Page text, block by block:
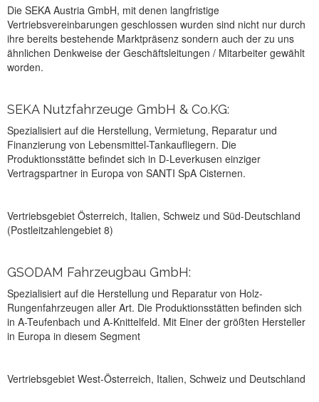
Die SEKA Austria GmbH, mit denen langfristige
Vertriebsvereinbarungen geschlossen wurden sind nicht nur durch
ihre bereits bestehende Marktpräsenz sondern auch der zu uns
ähnlichen Denkweise der Geschäftsleitungen / Mitarbeiter gewählt
worden.
SEKA Nutzfahrzeuge GmbH & Co.KG:
Spezialisiert auf die Herstellung, Vermietung, Reparatur und
Finanzierung von Lebensmittel-Tankaufliegern. Die
Produktionsstätte befindet sich in D-Leverkusen einziger
Vertragspartner in Europa von SANTI SpA Cisternen.
Vertriebsgebiet Österreich, Italien, Schweiz und Süd-Deutschland
(Postleitzahlengebiet 8)
GSODAM Fahrzeugbau GmbH:
Spezialisiert auf die Herstellung und Reparatur von Holz-
Rungenfahrzeugen aller Art. Die Produktionsstätten befinden sich
in A-Teufenbach und A-Knittelfeld. Mit Einer der größten Hersteller
in Europa in diesem Segment
Vertriebsgebiet West-Österreich, Italien, Schweiz und Deutschland